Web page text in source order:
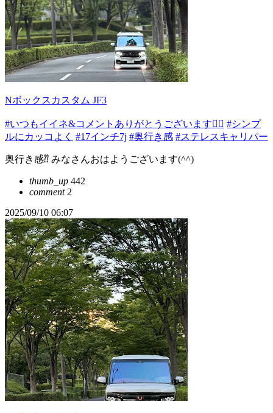
Nボックスカスタム JF3
#いつもイイネ&コメントありがとうございます🙇‍♂️ #シンプ
ルにカッコよく #17インチ7j #奥行き感 #ステレスキャリパー
奥行き感⁇ みなさんおはようございます(^^)
thumb_up 442
comment2
2025/09/10 06:07